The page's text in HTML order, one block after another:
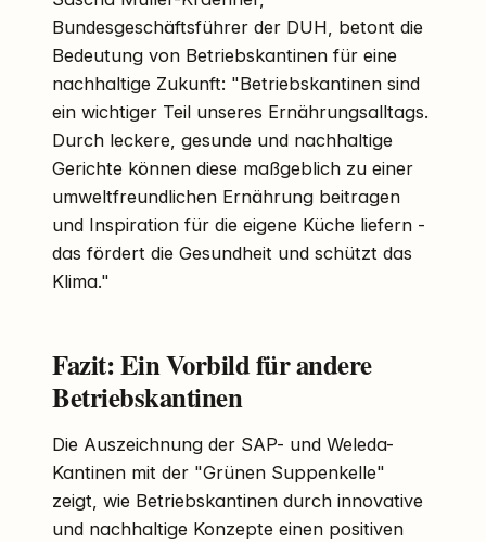
Bundesgeschäftsführer der DUH, betont die
Bedeutung von Betriebskantinen für eine
nachhaltige Zukunft: "Betriebskantinen sind
ein wichtiger Teil unseres Ernährungsalltags.
Durch leckere, gesunde und nachhaltige
Gerichte können diese maßgeblich zu einer
umweltfreundlichen Ernährung beitragen
und Inspiration für die eigene Küche liefern -
das fördert die Gesundheit und schützt das
Klima."
Fazit: Ein Vorbild für andere
Betriebskantinen
Die Auszeichnung der SAP- und Weleda-
Kantinen mit der "Grünen Suppenkelle"
zeigt, wie Betriebskantinen durch innovative
und nachhaltige Konzepte einen positiven